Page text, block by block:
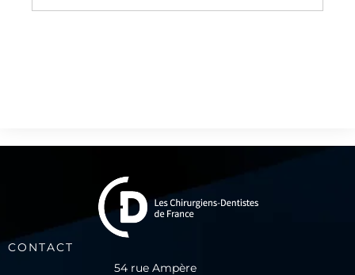
CONTACT
54 rue Ampère